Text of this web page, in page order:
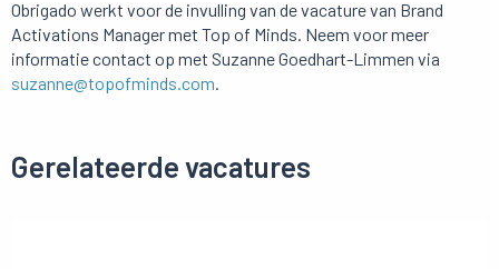
Obrigado werkt voor de invulling van de vacature van Brand
Activations Manager met Top of Minds. Neem voor meer
informatie contact op met Suzanne Goedhart-Limmen via
suzanne@topofminds.com
Gerelateerde vacatures